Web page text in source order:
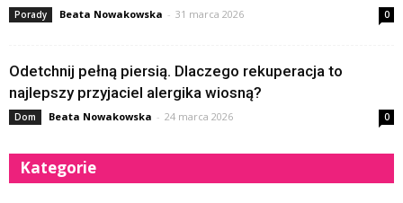
Porady Beata Nowakowska - 31 marca 2026 0
Odetchnij pełną piersią. Dlaczego rekuperacja to
najlepszy przyjaciel alergika wiosną?
Dom Beata Nowakowska - 24 marca 2026 0
Kategorie